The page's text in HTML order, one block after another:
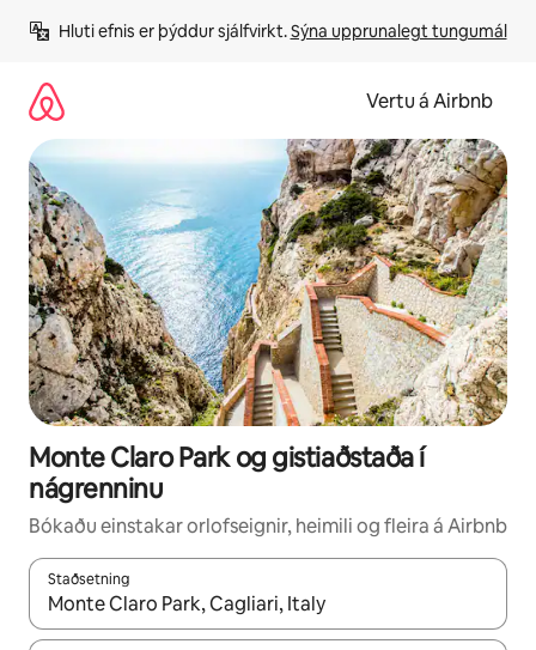
beint
Hluti efnis er þýddur sjálfvirkt. Sýna upprunalegt tungumál
Vertu á Airbnb
Monte Claro Park og gistiaðstaða í
nágrenninu
Bókaðu einstakar orlofseignir, heimili og fleira á Airbnb
Staðsetning
Þegar niðurstöður liggja fyrir skaltu nota upp og niður